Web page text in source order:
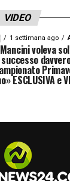
Città
in
VIDEO
1 settimana ago
voleva
successo
ESCLUSIVA e